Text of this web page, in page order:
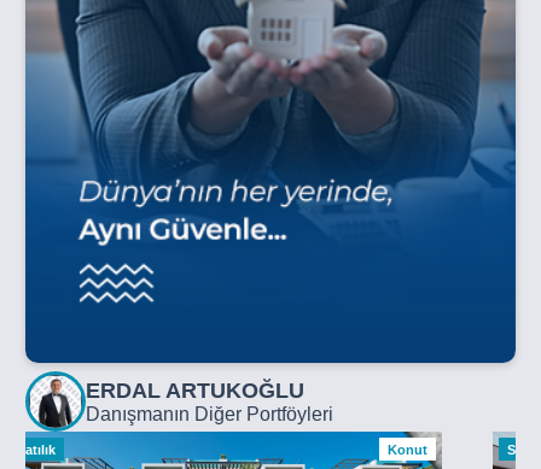
ERDAL ARTUKOĞLU
Danışmanın Diğer Portföyleri
Satılık Konut